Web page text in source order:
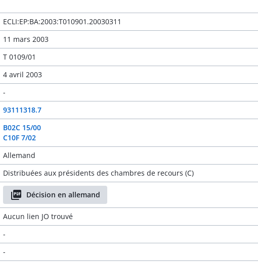
ECLI:EP:BA:2003:T010901.20030311
11 mars 2003
T 0109/01
4 avril 2003
-
93111318.7
B02C 15/00
C10F 7/02
Allemand
Distribuées aux présidents des chambres de recours (C)
Décision en allemand
Aucun lien JO trouvé
-
-